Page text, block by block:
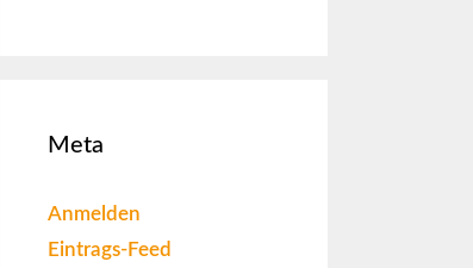
Meta
Anmelden
Eintrags-Feed